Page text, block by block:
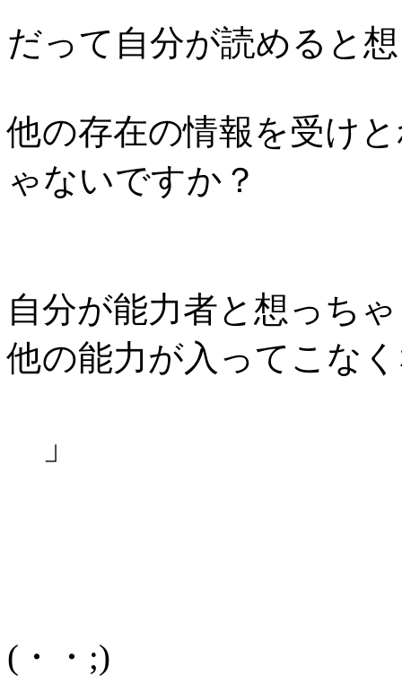
だって自分が読めると
他の存在の情報を受け
ゃないですか？
自分が能力者と想っち
他の能力が入ってこな
」
(・・;)